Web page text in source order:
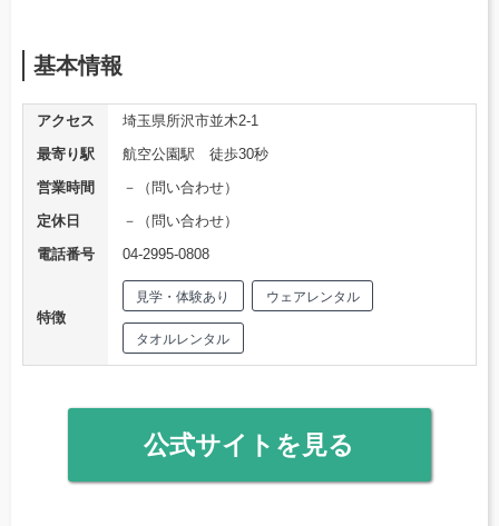
基本情報
アクセス
埼玉県所沢市並木2-1
最寄り駅
航空公園駅 徒歩30秒
営業時間
－（問い合わせ）
定休日
－（問い合わせ）
電話番号
04-2995-0808
特徴
見学・体験あり ウェアレンタル
タオルレンタル
公式サイトを見る